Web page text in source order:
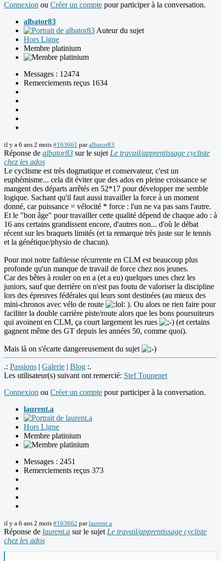
Connexion ou Créer un compte pour participer à la conversation.
albator83
Auteur du sujet
Hors Ligne
Membre platinium
Messages : 12474
Remerciements reçus 1634
il y a 6 ans 2 mois #163661 paralbator83
Réponse de albator83 sur le sujet Le travail/apprentissage cycliste
chez les ados
Le cyclisme est très dogmatique et conservateur, c'est un
euphémisme... cela dit éviter que des ados en pleine croissance se
mangent des départs arrêtés en 52*17 pour développer me semble
logique. Sachant qu'il faut aussi travailler la force à un moment
donné, car puissance = vélocité * force : l'un ne va pas sans l'autre.
Et le "bon âge" pour travailler cette qualité dépend de chaque ado : à
16 ans certains grandissent encore, d'autres non... d'où le débat
récent sur les braquets limités (et ta remarque très juste sur le tennis
et la génétique/physio de chacun).
Pour moi notre faiblesse récurrente en CLM est beaucoup plus
profonde qu'un manque de travail de force chez nos jeunes.
Car des bêtes à rouler on en a (et a eu) quelques unes chez les
juniors, sauf que derrière on n'est pas foutu de valoriser la discipline
lors des épreuves fédérales qui leurs sont destinées (au mieux des
mini-chronos avec vélo de route
). Ou alors ne rien faire pour
faciliter la double carrière piste/route alors que les bons poursuiteurs
qui avoinent en CLM, ça court largement les rues
(et certains
gagnent même des GT depuis les années 50, comme quoi).
Mais là on s'écarte dangereusement du sujet
.: Passions | Galerie | Blog :.
Les utilisateur(s) suivant ont remercié: Stef Toupenet
Connexion ou Créer un compte pour participer à la conversation.
laurent.a
Hors Ligne
Membre platinium
Messages : 2451
Remerciements reçus 373
il y a 6 ans 2 mois #163662 parlaurent.a
Réponse de laurent.a sur le sujet Le travail/apprentissage cycliste
chez les ados